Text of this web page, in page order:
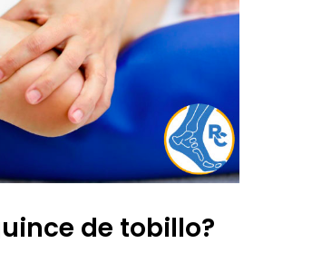
de tobillo?